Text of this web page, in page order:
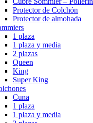
Protector de Colchón
Protector de almohada
1 plaza
1 plaza y media
2 plazas
Queen
King
Super King
Cuna
1 plaza
1 plaza y media